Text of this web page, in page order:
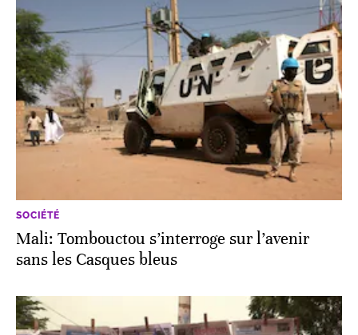
SOCIÉTÉ
Mali: Tombouctou s’interroge sur l’avenir
sans les Casques bleus